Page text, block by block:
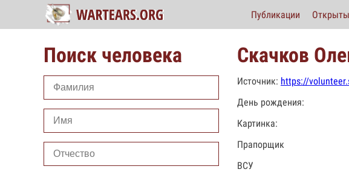
Публикации
Поиск человека Скачков
Источник: https://
День рождения:
Картинка:
Прапорщик
ВСУ